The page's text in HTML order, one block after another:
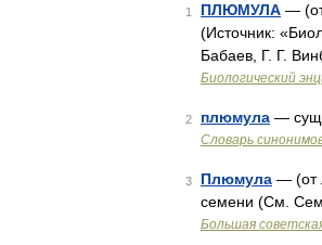
1 ПЛЮМУЛА —
(Источник:
Бабаев, Г. Г.
Биологический
2 плюмула —
Словарь
3 Плюмула — (от
семени (См.
Большая